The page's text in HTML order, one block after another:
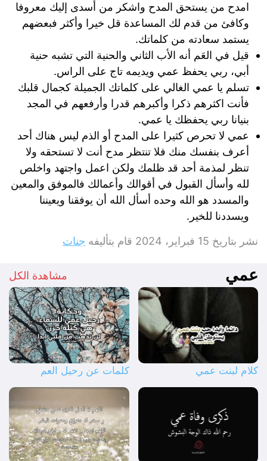
امدح من يستحق المدح واشكر من أسدى إليك معروفا
وكافئ من قدم لك المساعدة قل خيرا وأكثر فبعضهم
يستمد سعادته من كلماتك.
قيل في العَم أنه الأب الثاني والحنية التي تشبه حنية
أبي، ربي يحفظ عمي ويديمه تاج على الراس.
تسلم يا عمي الغالي على كلماتك الجميلة كجمال قلبك
فأنت اكثرهم ذكرا وأكبرهم قدرا وأرفعهم في المجد
بنيانا ربي يحفظك يا عمي.
عمي لا تحرص كثيرا على المدح أو الذم ليس هناك أحد
أعرف بنفسك منك فلا تنتظر مدح أنت لا تستحقه ولا
تنظر لمذمة أحد قد ظلمك ولكن اعمل واجتهد واخلص
لله وأسأل القبول في أقوالك وأعمالك فالموفق والمعين
والمسدد هو الله وحده أسأل الله أن يوفقنا ويعيننا
ويسددنا للخير.
نشر بتاريخ 15 فبراير، 2024 قام بتأليفه جنات
عمي مشاهدة الكل
كلام لبنت عمي كلمات عن رحيل العم